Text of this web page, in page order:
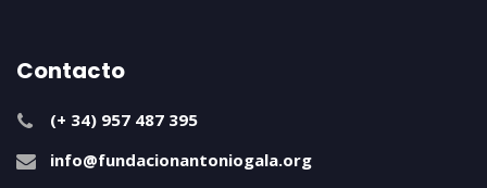
Contacto
(+ 34) 957 487 395
info@fundacionantoniogala.org